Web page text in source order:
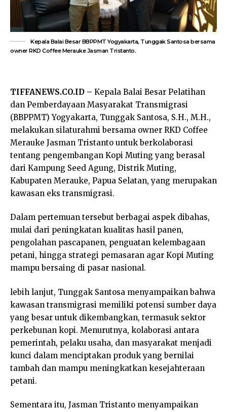
Kepala Balai Besar BBPPMT Yogyakarta, Tunggak Santosa bersama
owner RKD Coffee Merauke Jasman Tristanto.
TIFFANEWS.CO.ID – Kepala Balai Besar Pelatihan
dan Pemberdayaan Masyarakat Transmigrasi
(BBPPMT) Yogyakarta, Tunggak Santosa, S.H., M.H.,
melakukan silaturahmi bersama owner RKD Coffee
Merauke Jasman Tristanto untuk berkolaborasi
tentang pengembangan Kopi Muting yang berasal
dari Kampung Seed Agung, Distrik Muting,
Kabupaten Merauke, Papua Selatan, yang merupakan
kawasan eks transmigrasi.
Dalam pertemuan tersebut berbagai aspek dibahas,
mulai dari peningkatan kualitas hasil panen,
pengolahan pascapanen, penguatan kelembagaan
petani, hingga strategi pemasaran agar Kopi Muting
mampu bersaing di pasar nasional.
lebih lanjut, Tunggak Santosa menyampaikan bahwa
kawasan transmigrasi memiliki potensi sumber daya
yang besar untuk dikembangkan, termasuk sektor
perkebunan kopi. Menurutnya, kolaborasi antara
pemerintah, pelaku usaha, dan masyarakat menjadi
kunci dalam menciptakan produk yang bernilai
tambah dan mampu meningkatkan kesejahteraan
petani.
Sementara itu, Jasman Tristanto menyampaikan